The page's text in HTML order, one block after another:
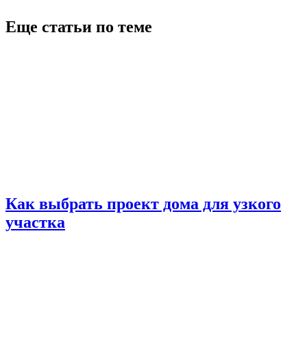
Еще статьи по теме
Как выбрать проект дома для узкого
участка